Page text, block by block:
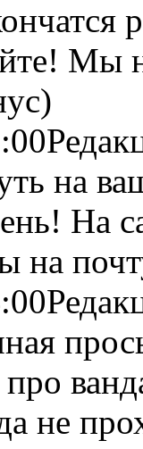
Мы
на
На
на
не